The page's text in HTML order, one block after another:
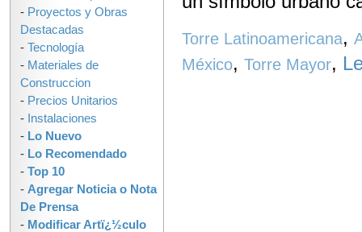
Torre Latinoamericana,
México, Torre Mayor,
- Proyectos y Obras
Destacadas
- Tecnología
- Materiales de
Construccion
- Precios Unitarios
- Instalaciones
- Lo Nuevo
- Lo Recomendado
- Top 10
- Agregar Noticia o Nota
De Prensa
- Modificar Artï¿½culo